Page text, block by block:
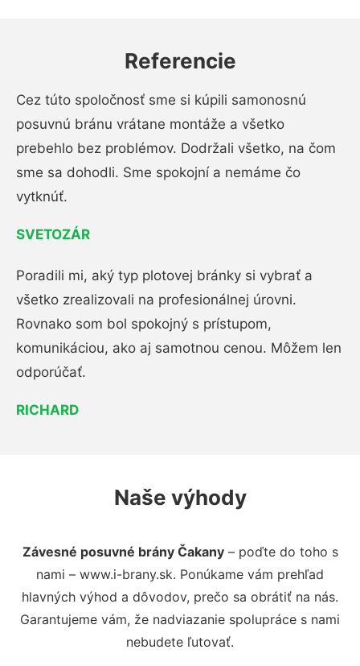
Referencie
Cez túto spoločnosť sme si kúpili samonosnú
posuvnú bránu vrátane montáže a všetko
prebehlo bez problémov. Dodržali všetko, na čom
sme sa dohodli. Sme spokojní a nemáme čo
vytknúť.
SVETOZÁR
Poradili mi, aký typ plotovej bránky si vybrať a
všetko zrealizovali na profesionálnej úrovni.
Rovnako som bol spokojný s prístupom,
komunikáciou, ako aj samotnou cenou. Môžem len
odporúčať.
RICHARD
Naše výhody
Závesné posuvné brány Čakany– poďte do toho s
nami – www.i-brany.sk. Ponúkame vám prehľad
hlavných výhod a dôvodov, prečo sa obrátiť na nás.
Garantujeme vám, že nadviazanie spolupráce s nami
nebudete ľutovať.